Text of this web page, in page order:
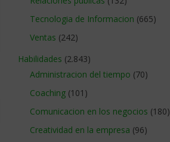
Tecnologia de Informacion (665)
Ventas (242)
Habilidades (2.843)
Administracion del tiempo (70)
Coaching (101)
Comunicacion en los negocios (180)
Creatividad en la empresa (96)